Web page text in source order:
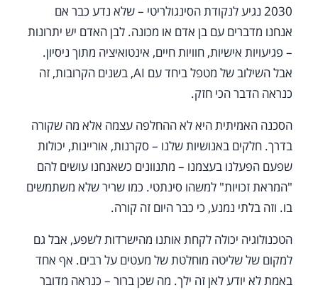
2030 נגיע לנקודת הסינגולריטי – שלא נדע כבר אם
אנחנו מדברים עם בן אדם או מכונה. לבן האדם יש יתרונות
– פגיעויות אישיות, חוויות חיים, אינטואיציה מתוך ניסיון.
אבל השילוב של מטפל ביחד עם AI, בשנים הקרובות, זה
כנראה הדבר הכי חזק.
הסכנה האמיתית היא לא ההחלפה עצמה אלא מה שקורה
בדרך. חלקים באנושיות שלנו – סקרנות, אוריינות, יכולות
שפעם הפעלנו בעצמנו – מתנוונים כשאנחנו עושים להם
"המראת זכויות" למשהו סינתטי. כמו שריר שלא משתמשים
בו. וזה בלתי נמנע, כי כבר היום זה קורה.
הטכנולוגיה יכולה לקחת אותנו מהישרדות לשפע, אבל גם
למקום של שליטה מוחלטת של מעטים על רבים. אף אחד
באמת לא יודע לאן זה ילך. מה שכן ברור – כנראה מדובר